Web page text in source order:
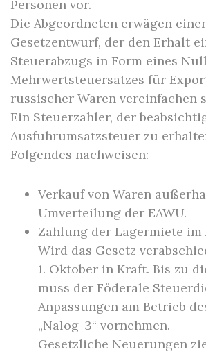
Personen vor.
Die Abgeordneten erwägen
Gesetzentwurf, der den Erhalt
Steuerabzugs in Form eines
Mehrwertsteuersatzes für
russischer Waren vereinfachen
Ein Steuerzahler, der
Ausfuhrumsatzsteuer zu
Folgendes nachweisen:
Verkauf von Waren
Umverteilung der EAWU.
Zahlung der Lagermiete im
Wird das Gesetz
1. Oktober in Kraft. Bis zu
muss der Föderale
Anpassungen am Betrieb
„Nalog-3“ vornehmen.
Gesetzliche Neuerungen